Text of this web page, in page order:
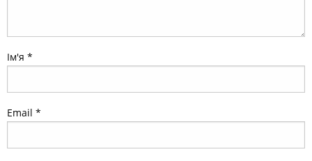
Ім'я *
Email *